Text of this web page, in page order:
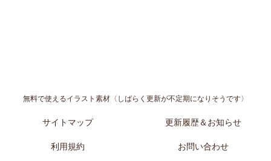
無料で使えるイラスト素材〈しばらく更新が不定期になりそうです〉
サイトマップ 更新履歴＆お知らせ
利用規約 お問い合わせ